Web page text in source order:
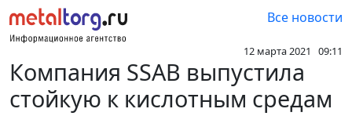
Все новости
12 марта 2021 09:11
Компания SSAB выпустила
стойкую к кислотным средам